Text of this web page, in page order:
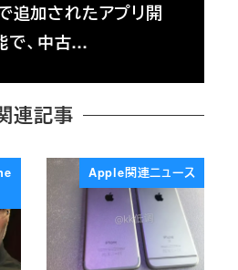
追加されたアプリ開
で、中古…
連記事
Apple関連ニュース